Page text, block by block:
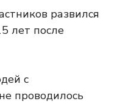
развился
лет после
с
проводилось